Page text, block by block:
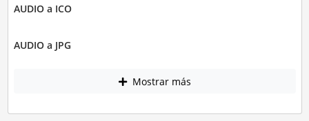
AUDIO a ICO
AUDIO a JPG
Mostrar más